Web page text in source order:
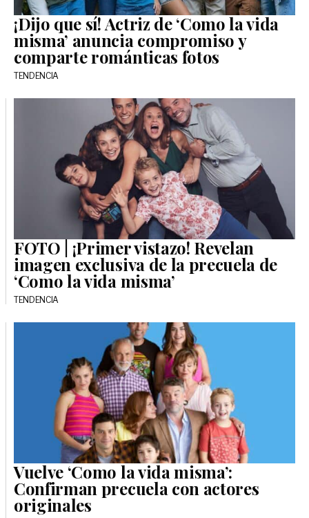
¡Dijo que sí! Actriz de ‘Como la vida
misma’ anuncia compromiso y
comparte románticas fotos
TENDENCIA
FOTO | ¡Primer vistazo! Revelan
imagen exclusiva de la precuela de
‘Como la vida misma’
TENDENCIA
Vuelve ‘Como la vida misma’:
Confirman precuela con actores
originales